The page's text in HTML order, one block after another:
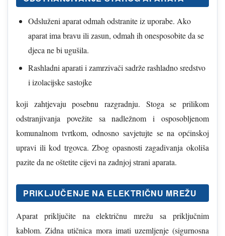
Odsluženi aparat odmah odstranite iz uporabe. Ako
aparat ima bravu ili zasun, odmah ih onesposobite da se
djeca ne bi ugušila.
Rashladni aparati i zamrzivači sadrže rashladno sredstvo
i izolacijske sastojke
koji zahtjevaju posebnu razgradnju. Stoga se prilikom
odstranjivanja povežite sa nadležnom i osposobljenom
komunalnom tvrtkom, odnosno savjetujte se na općinskoj
upravi ili kod trgovca. Zbog opasnosti zagadivanja okoliša
pazite da ne oštetite cijevi na zadnjoj strani aparata.
PRIKLJUČENJE NA ELEKTRIČNU MREŽU
Aparat priključite na električnu mrežu sa priključnim
kablom. Zidna utičnica mora imati uzemljenje (sigurnosna